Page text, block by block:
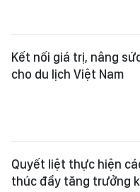
cho du lịch Việt Nam